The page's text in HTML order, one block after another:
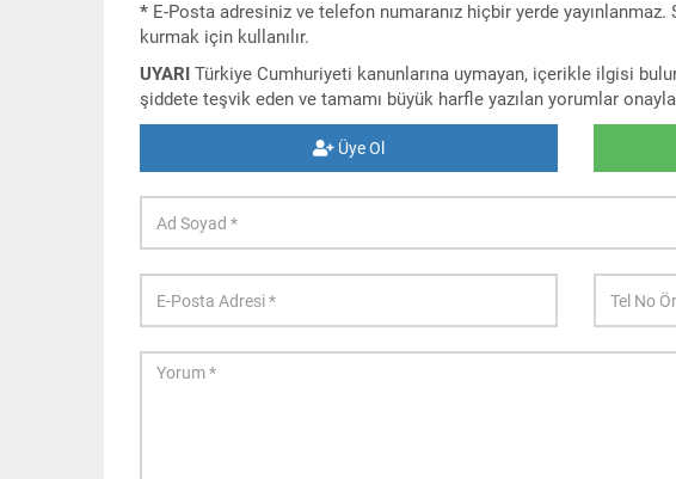
* E-Posta adresiniz ve telefon numaranız hiçbir yerde
kurmak için kullanılır.
UYARI Türkiye Cumhuriyeti kanunlarına uymayan, içerikle ilgisi
şiddete teşvik eden ve tamamı büyük harfle yazılan yorumlar
Üye Ol